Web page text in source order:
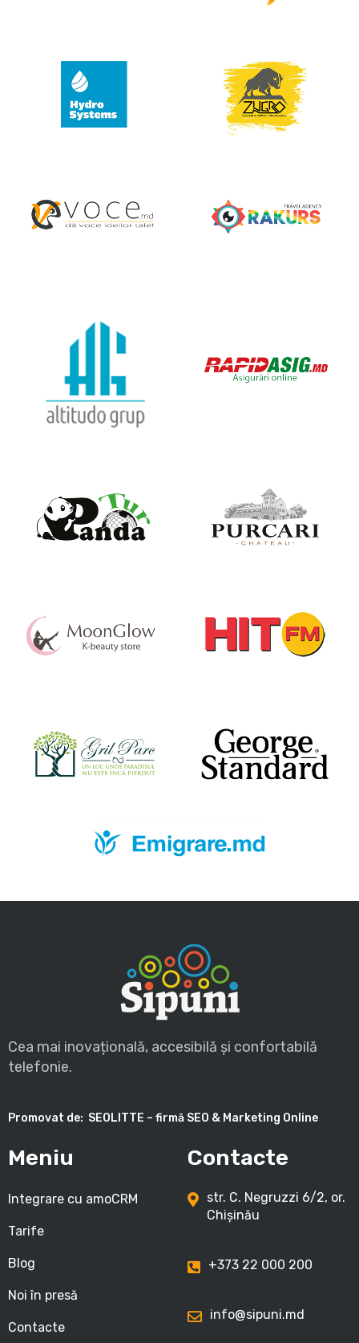
Cea mai inovațională, accesibilă și confortabilă
telefonie.
Promovat de: SEOLITTE – firmă SEO & Marketing Online
Meniu
Integrare cu amoCRM
Tarife
Blog
Noi în presă
Contacte
Contacte
str. C. Negruzzi 6/2, or.
Chișinău
+373 22 000 200
info@sipuni.md